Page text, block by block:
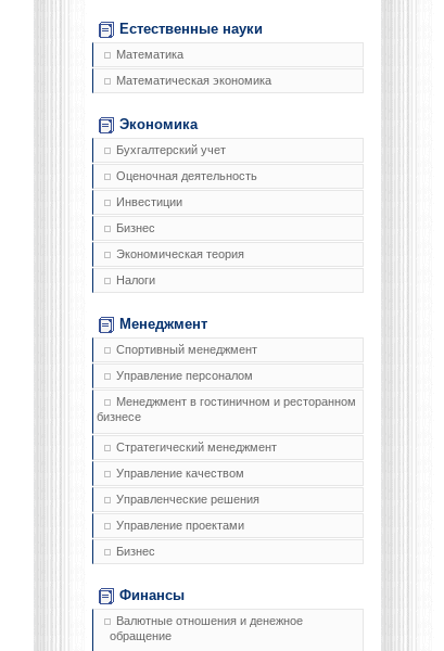
Естественные науки
Математика
Математическая экономика
Экономика
Бухгалтерский учет
Оценочная деятельность
Инвестиции
Бизнес
Экономическая теория
Налоги
Менеджмент
Спортивный менеджмент
Управление персоналом
Менеджмент в гостиничном и ресторанном
бизнесе
Стратегический менеджмент
Управление качеством
Управленческие решения
Управление проектами
Бизнес
Финансы
Валютные отношения и денежное
обращение